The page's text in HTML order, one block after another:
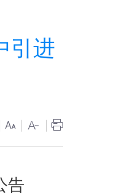
引进
告